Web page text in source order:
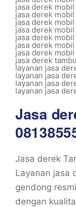
jasa derek
jasa derek
jasa derek
jasa derek
jasa derek
jasa derek
jasa derek
jasa derek
layanan jasa
layanan jasa
layanan jasa
layanan jasa
Jasa
Jasa derek
Layanan jasa
gendong
dengan